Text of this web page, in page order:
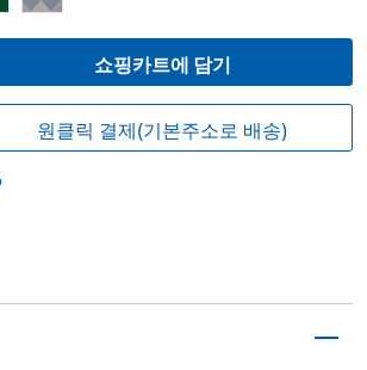
쇼핑카트에 담기
원클릭 결제(기본주소로 배송)